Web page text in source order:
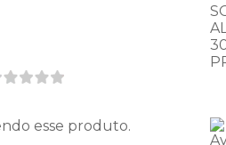
esse produto.